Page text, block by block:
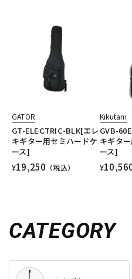
GATOR
GT-ELECTRIC-BLK[エレ
キギター用セミハードケ
ース]
¥19,250 （税込）
Kikutani
GVB-
キギタ
ース]
¥
CATEGORY